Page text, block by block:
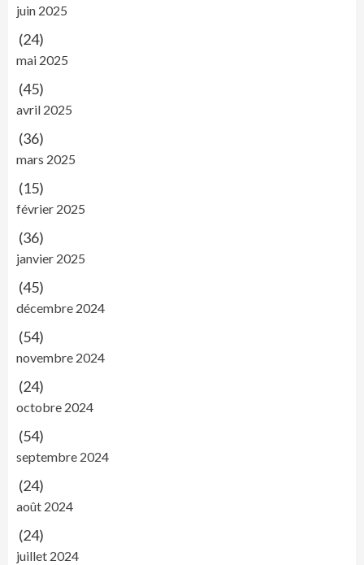
juin 2025
(24)
mai 2025
(45)
avril 2025
(36)
mars 2025
(15)
février 2025
(36)
janvier 2025
(45)
décembre 2024
(54)
novembre 2024
(24)
octobre 2024
(54)
septembre 2024
(24)
août 2024
(24)
juillet 2024